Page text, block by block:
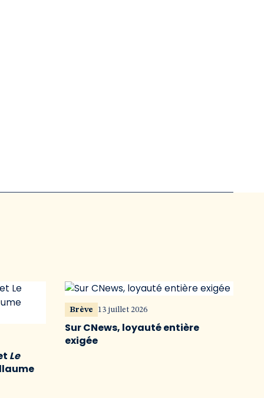
Le
Brève 13 juillet 2026
Sur CNews, loyauté entière
exigée